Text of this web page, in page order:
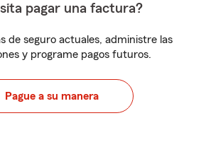
pagar una factura?
de seguro actuales, administre las
y programe pagos futuros.
Pague a su manera